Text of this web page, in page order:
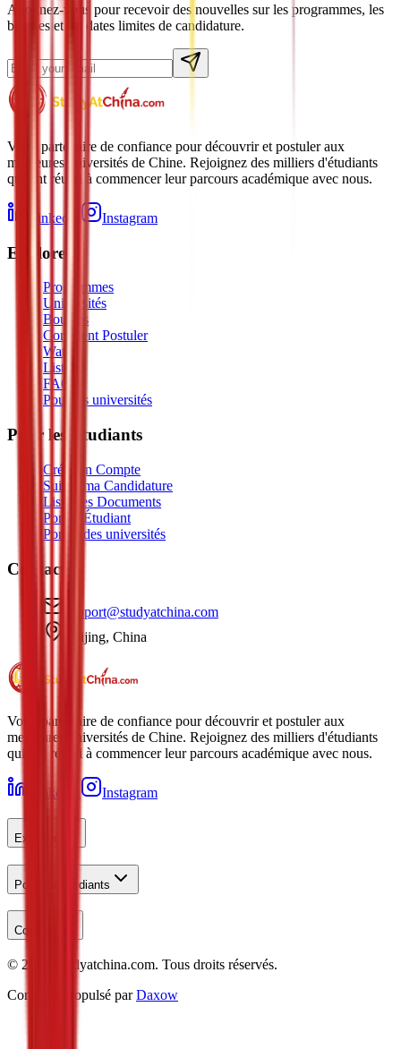
Abonnez-vous pour recevoir des nouvelles sur les programmes, les
bourses et les dates limites de candidature.
Votre partenaire de confiance pour découvrir et postuler aux
meilleures universités de Chine. Rejoignez des milliers d'étudiants
qui ont réussi à commencer leur parcours académique avec nous.
LinkedIn Instagram
Explorer
Programmes
Universités
Bourses
Comment Postuler
Watch
Listen
FAQ
Pour les universités
Pour les Étudiants
Créer un Compte
Suivre ma Candidature
Liste des Documents
Portail Étudiant
Portail des universités
Contact
support@studyatchina.com
Beijing, China
Votre partenaire de confiance pour découvrir et postuler aux
meilleures universités de Chine. Rejoignez des milliers d'étudiants
qui ont réussi à commencer leur parcours académique avec nous.
LinkedIn Instagram
Explorer
Pour les Étudiants
Contact
© 2026 Studyatchina.com. Tous droits réservés.
Conçu et Propulsé par Daxow